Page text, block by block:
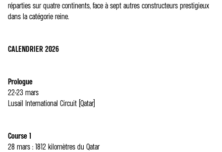
réparties sur quatre continents, face à sept autres constructeurs prestigieux
dans la catégorie reine.
CALENDRIER 2026
Prologue
22-23 mars
Lusail International Circuit (Qatar)
Course 1
28 mars : 1812 kilomètres du Qatar